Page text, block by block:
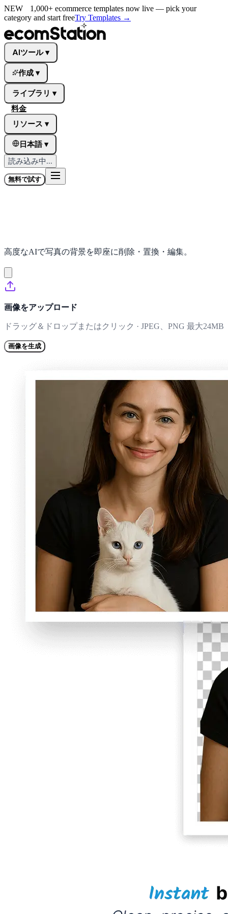
NEW
1,000+ ecommerce templates now live — pick your
category and start freeTry Templates →
AIツール ▾
作成 ▾
ライブラリ ▾
料金
リソース ▾
日本語 ▾
読み込み中...
無料で試す
高度なAIで写真の背景を即座に削除・置換・編集。
画像をアップロード
ドラッグ＆ドロップまたはクリック · JPEG、PNG 最大24MB
画像を生成